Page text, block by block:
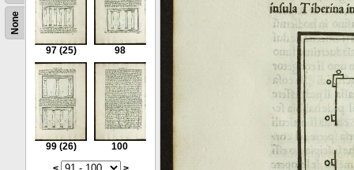
None
97 (25) 98
99 (26)
100